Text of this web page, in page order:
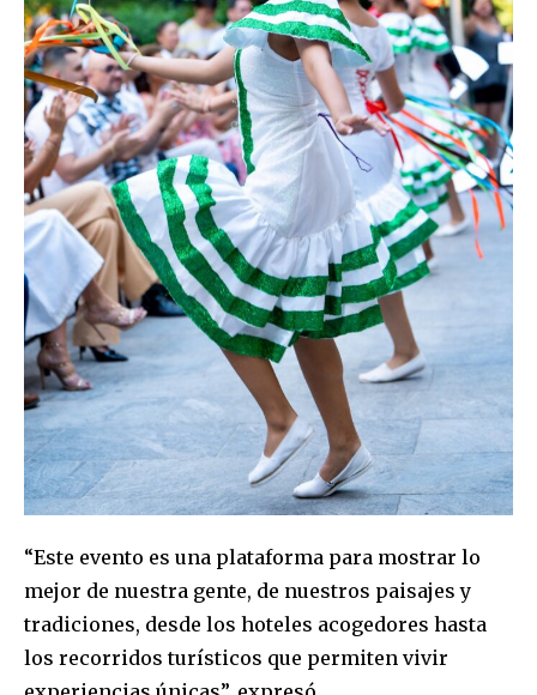
Join our community of
SUBSCRIBERS and be part of the
conversation.
To subscribe, simply enter your email address on our website
or click the subscribe button below. Don't worry, we respect
your privacy and won't spam your inbox. Your information is
“Este evento es una plataforma para mostrar lo
mejor de nuestra gente, de nuestros paisajes y
tradiciones, desde los hoteles acogedores hasta
los recorridos turísticos que permiten vivir